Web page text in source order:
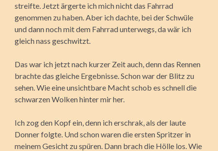
streifte. Jetzt ärgerte ich mich nicht das Fahrrad
genommen zu haben. Aber ich dachte, bei der Schwüle
und dann noch mit dem Fahrrad unterwegs, da wär ich
gleich nass geschwitzt.
Das war ich jetzt nach kurzer Zeit auch, denn das Rennen
brachte das gleiche Ergebnisse. Schon war der Blitz zu
sehen. Wie eine unsichtbare Macht schob es schnell die
schwarzen Wolken hinter mir her.
Ich zog den Kopf ein, denn ich erschrak, als der laute
Donner folgte. Und schon waren die ersten Spritzer in
meinem Gesicht zu spüren. Dann brach die Hölle los. Wie